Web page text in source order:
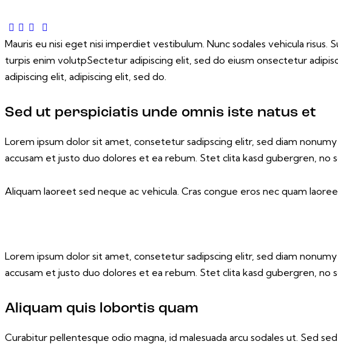
Mauris eu nisi eget nisi imperdiet vestibulum. Nunc sodales vehicula
turpis enim volutpSectetur adipiscing elit, sed do eiusm onsectetur
adipiscing elit, adipiscing elit, sed do.
Sed ut perspiciatis unde omnis iste natus et
Lorem ipsum dolor sit amet, consetetur sadipscing elitr, sed diam
accusam et justo duo dolores et ea rebum. Stet clita kasd gubergren, no
Aliquam laoreet sed neque ac vehicula. Cras congue eros nec quam
Lorem ipsum dolor sit amet, consetetur sadipscing elitr, sed diam
accusam et justo duo dolores et ea rebum. Stet clita kasd gubergren, no
Aliquam quis lobortis quam
Curabitur pellentesque odio magna, id malesuada arcu sodales ut. Sed